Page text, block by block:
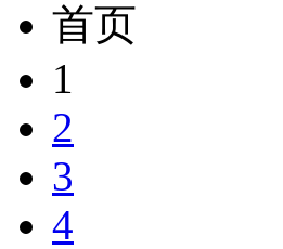
首页
1
2
3
4